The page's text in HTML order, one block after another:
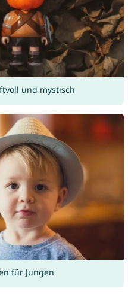
und mystisch
für Jungen